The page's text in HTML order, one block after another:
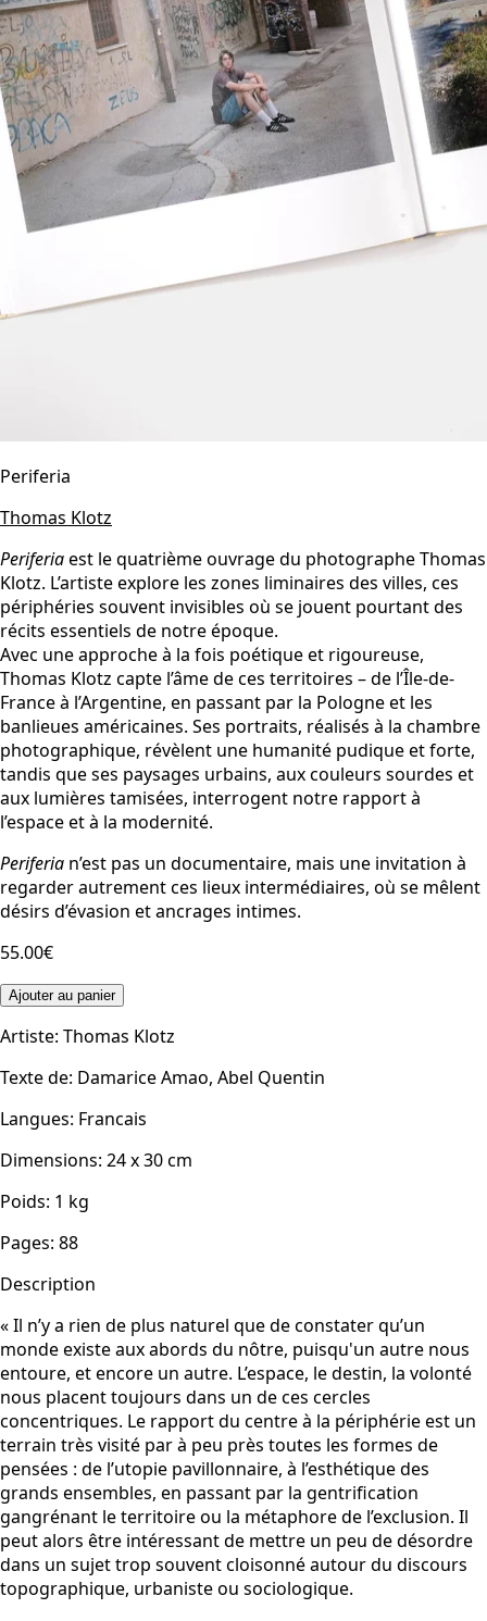
Periferia
Thomas Klotz
Periferiaest le quatrième ouvrage du photographe Thomas
Klotz. L’artiste explore les zones liminaires des villes, ces
périphéries souvent invisibles où se jouent pourtant des
récits essentiels de notre époque.
Avec une approche à la fois poétique et rigoureuse,
Thomas Klotz capte l’âme de ces territoires – de l’Île-de-
France à l’Argentine, en passant par la Pologne et les
banlieues américaines. Ses portraits, réalisés à la chambre
photographique, révèlent une humanité pudique et forte,
tandis que ses paysages urbains, aux couleurs sourdes et
aux lumières tamisées, interrogent notre rapport à
l’espace et à la modernité.
Periferia n’est pas un documentaire, mais une invitation à
regarder autrement ces lieux intermédiaires, où se mêlent
désirs d’évasion et ancrages intimes.
55.00€
Ajouter au panier
Artiste: Thomas Klotz
Texte de: Damarice Amao, Abel Quentin
Langues: Francais
Dimensions: 24 x 30cm
Poids: 1 kg
Pages: 88
Description
« Il n’y a rien de plus naturel que de constater qu’un
monde existe aux abords du nôtre, puisqu'un autre nous
entoure, et encore un autre. L’espace, le destin, la volonté
nous placent toujours dans un de ces cercles
concentriques. Le rapport du centre à la périphérie est un
terrain très visité par à peu près toutes les formes de
pensées : de l’utopie pavillonnaire, à l’esthétique des
grands ensembles, en passant par la gentrification
gangrénant le territoire ou la métaphore de l’exclusion. Il
peut alors être intéressant de mettre un peu de désordre
dans un sujet trop souvent cloisonné autour du discours
topographique, urbaniste ou sociologique.